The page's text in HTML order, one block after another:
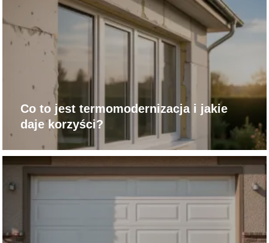
Co to jest termomodernizacja i jakie
daje korzyści?